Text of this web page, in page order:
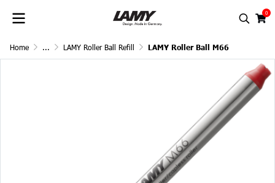
0
Home ... LAMY Roller Ball Refill LAMY Roller Ball M66